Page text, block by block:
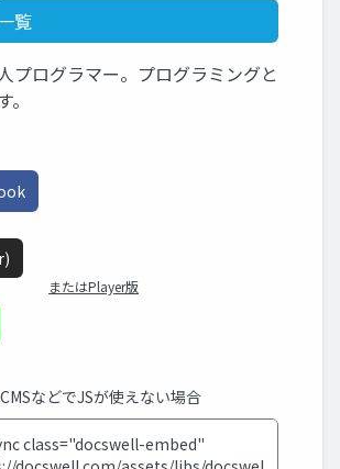
覧
プログラマー。プログラミングと
またはPlayer版
などでJSが使えない場合